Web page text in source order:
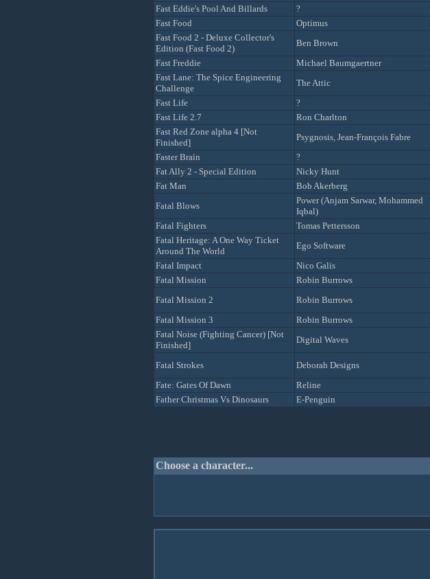
Fast Eddie's Pool And Billards ?
Fast Food
Optimus
Fast Food 2 - Deluxe Collector's
Edition (Fast Food 2)
Ben Brown
Fast Freddie
Michael Baumgaertner
Fast Lane: The Spice Engineering
Challenge
The Attic
Fast Life
?
Fast Life 2.7
Ron Charlton
Fast Red Zone alpha 4 [Not
Finished]
Psygnosis, Jean-François Fabre
Faster Brain
?
Fat Ally 2 - Special Edition
Nicky Hunt
Fat Man
Bob Akerberg
Fatal Blows
Power (Anjam Sarwar, Mohammed
Iqbal)
Fatal Fighters
Tomas Pettersson
Fatal Heritage: A One Way Ticket
Around The World
Ego Software
Fatal Impact
Nico Galis
Fatal Mission
Robin Burrows
Fatal Mission 2
Robin Burrows
Fatal Mission 3
Robin Burrows
Fatal Noise (Fighting Cancer) [Not
Finished]
Digital Waves
Fatal Strokes Deborah Designs
Fate: Gates Of Dawn
Reline
Father Christmas Vs Dinosaurs
E-Penguin
Choose a character...